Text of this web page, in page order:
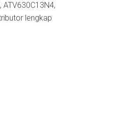
ATV630C13N4,
lengkap